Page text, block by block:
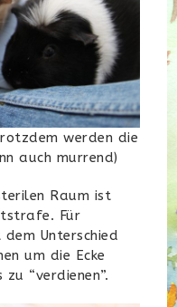
werden die
auch murrend)
Raum ist
Für
dem Unterschied
um die Ecke
“verdienen”.